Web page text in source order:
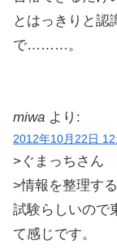
とはっきりと認
で………。
miwa より:
2012年10月22日
>ぐまっちさん
>情報を整理す
試験らしいので
て感じです。